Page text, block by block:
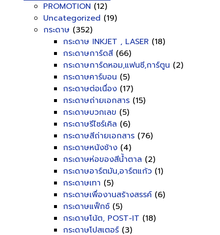
PROMOTION (12)
Uncategorized (19)
กระดาษ (352)
กระดาษ INKJET , LASER (18)
กระดาษการ์ดสี (66)
กระดาษการ์ดหอม,แฟนซี,การ์ตูน (2)
กระดาษคาร์บอน (5)
กระดาษต่อเนื่อง (17)
กระดาษถ่ายเอกสาร (15)
กระดาษบวกเลข (5)
กระดาษรีไซร์เคิล (6)
กระดาษสีถ่ายเอกสาร (76)
กระดาษหนังช้าง (4)
กระดาษห่อของสีน้ำตาล (2)
กระดาษอาร์ตมัน,อาร์ตแก้ว (1)
กระดาษเทา (5)
กระดาษเพื่องานสร้างสรรค์ (6)
กระดาษแฟ็กซ์ (5)
กระดาษโน้ต, POST-IT (18)
กระดาษโปสเตอร์ (3)